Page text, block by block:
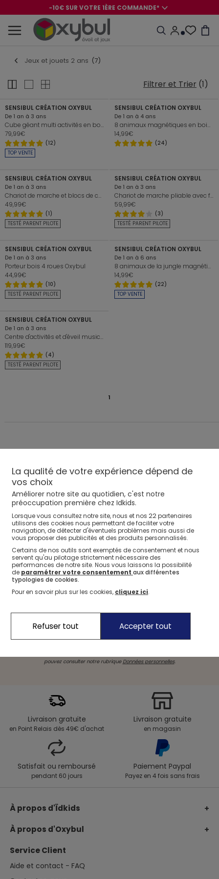
-10€ SUR VOTRE 1ÈRE COMMANDE*
-8€ POUR SON ANNIVERSAIRE AVEC OK+*
-10€ SUR VOTRE 1ÈRE COMMANDE*
TOP VENTE
SENSIBUL CRÉATION OXYBUL
De 1 an à 3 ans
Cube géant multi activités en bois Oxybul
79,99€
(12)
+
SENSIBUL CRÉATION OXYBUL
De 1 an à 4 ans
8 animaux magnétiques en bois Oxybul
14,99€
(24)
TESTÉ PARENT PILOTE
SENSIBUL CRÉATION OXYBUL
De 1 an à 3 ans
Chariot de marche et blocs de construction Oxybul
49,99€
(1)
TESTÉ PARENT PILOTE
SENSIBUL CRÉATION OXYBUL
De 1 an à 3 ans
Chariot de marche pliable avec freins Oxybul
59,99€
(3)
+
TESTÉ PARENT PILOTE
SENSIBUL CRÉATION OXYBUL
De 1 an à 3 ans
Porteur bois 4 roues Oxybul
44,99€
(10)
+
TOP VENTE
SENSIBUL CRÉATION OXYBUL
De 1 an à 6 ans
8 animaux de la jungle magnétiques en bois Oxybul
14,99€
(22)
+
TESTÉ PARENT PILOTE
SENSIBUL CRÉATION OXYBUL
De 1 an à 3 ans
Centre d'activités et d'éveil musical géant Oxybul
119,99€
(4)
1
Jeux et jouets 2 ans (7)
Filtrer et Trier (1)
WELCOME
10€ OFFERTS* SUR VOTRE 1ère
COMMANDE
Inscrivez-vous à la newsletter Oxybul et recevez
votre offre
pouvez consulter notre rubrique Données personnelles.
Livraison gratuite
en Point Relais dès 49€ d'achat
Livraison gratuite
en magasin
Satisfait ou remboursé
pendant 60 jours
Paiement Paypal
Payez en 4 fois sans frais
À propos d'Ïdkids
Le groupe Ïdkids
Notre charte avis clients
Rejoignez-nous
À propos d'Oxybul
Nos engagements
Service Client
Aide et contact - FAQ
La qualité de votre expérience dépend de
vos choix
Améliorer notre site au quotidien, c'est notre
préoccupation première chez Idkids.
Lorsque vous consultez notre site, nous et nos 22partenaires
utilisons des cookies nous permettant de faciliter votre
navigation, de détecter d'éventuels problèmes mais aussi de
vous proposer des publicités et des produits personnalisés.
Certains de nos outils sont exemptés de consentement et nous
servent qu'au pilotage strictement nécessaire des
performances de notre site. Nous vous laissons la possibilité
de paramétrer votre consentement aux différentes
typologies de cookies.
Pour en savoir plus sur les cookies, cliquez ici.
Refuser tout Accepter tout